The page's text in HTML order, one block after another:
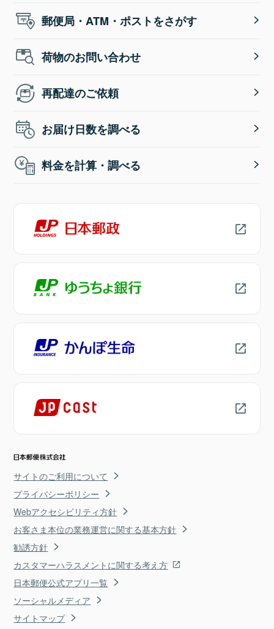
郵便局・ATM・ポストをさがす
荷物のお問い合わせ
再配達のご依頼
お届け日数を調べる
料金を計算・調べる
サイトのご利用について
プライバシーポリシー
Webアクセシビリティ方針
お客さま本位の業務運営に関する基本方針
勧誘方針
カスタマーハラスメントに関する考え方
日本郵便公式アプリ一覧
ソーシャルメディア
サイトマップ